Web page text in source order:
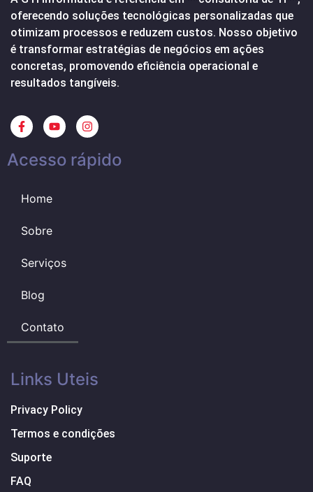
oferecendo soluções tecnológicas personalizadas que
otimizam processos e reduzem custos. Nosso objetivo
é transformar estratégias de negócios em ações
concretas, promovendo eficiência operacional e
resultados tangíveis.
Acesso rápido
Home
Sobre
Serviços
Blog
Contato
Links Uteis
Privacy Policy
Termos e condições
Suporte
FAQ